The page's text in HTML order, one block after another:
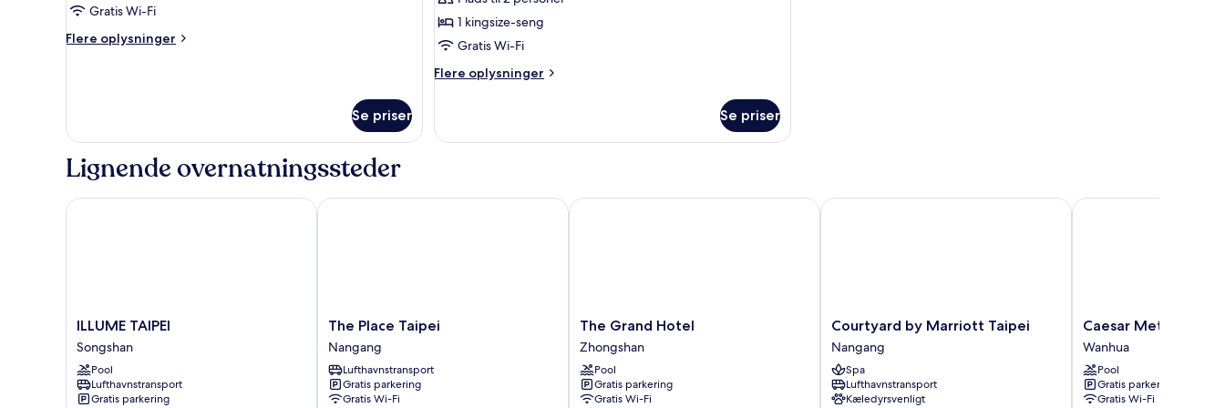
Deluxe
Suite
Gratis Wi-Fi
Flere oplysninger
Flere
Se priser
Superior
King
Room
1 kingsize-seng
Gratis Wi-Fi
Flere oplysninger
Flere
King
Se priser
Lignende overnatningssteder
ILLUME
TAIPEI
Songshan
ILLUME TAIPEI
Songshan
Pool
Lufthavnstransport
Gratis parkering
ILLUME TAIPEI
The
Place
Taipei
Nangang
The Place Taipei
Nangang
Lufthavnstransport
Gratis parkering
Gratis Wi-Fi
The Place Taipei
The
Grand
Hotel
Zhongshan
The Grand Hotel
Zhongshan
Pool
Gratis parkering
Gratis Wi-Fi
The Grand Hotel
Courtyard
by
Marriott
Taipei
Nangang
Courtyard by Marriott Taipei
Nangang
Spa
Lufthavnstransport
Kæledyrsvenligt
Courtyard by Marriott Taipei
Caesar
Metro
Taipei
Wanhua
Caesar Metro Taipei
Wanhua
Pool
Gratis parkering
Gratis Wi-Fi
Caesar Metro Taipei